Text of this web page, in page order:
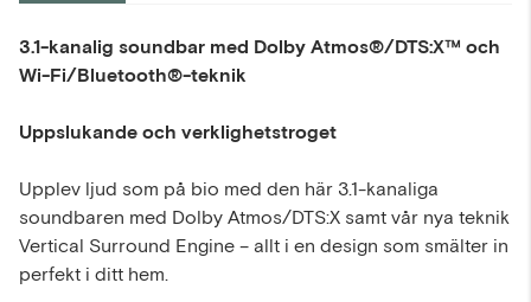
3.1-kanalig soundbar med Dolby Atmos®/DTS:X™ och
Wi-Fi/Bluetooth®-teknik
Uppslukande och verklighetstroget
Upplev ljud som på bio med den här 3.1-kanaliga
soundbaren med Dolby Atmos/DTS:X samt vår nya teknik
Vertical Surround Engine – allt i en design som smälter in
perfekt i ditt hem.